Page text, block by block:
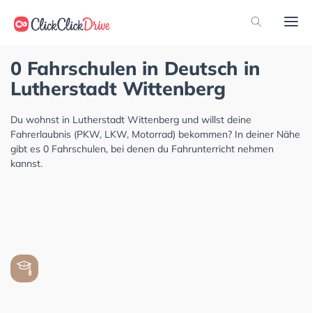
0 Fahrschulen in Deutsch in
Lutherstadt Wittenberg
Du wohnst in Lutherstadt Wittenberg und willst deine
Fahrerlaubnis (PKW, LKW, Motorrad) bekommen? In deiner Nähe
gibt es 0 Fahrschulen, bei denen du Fahrunterricht nehmen
kannst.